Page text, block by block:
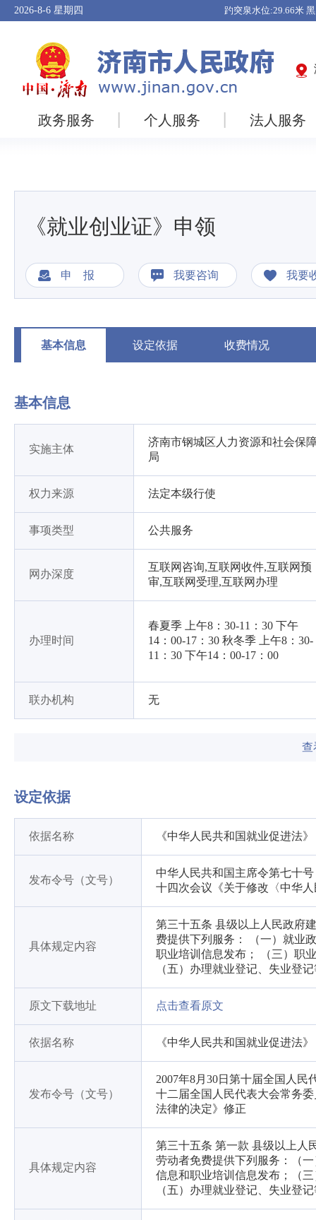
2026-8-6 星期四
政务服务 个人服务 法人服务
《就业创业证》申领
申 报 我要咨询 我要
基本信息 设定依据 收费情况
基本信息
实施主体
济南市钢城区人力资源和社会保
局
权力来源 法定本级行使
事项类型 公共服务
网办深度
互联网咨询,互联网收件,互联网预
审,互联网受理,互联网办理
办理时间
春夏季 上午8：30-11：30 下午
14：00-17：30 秋冬季 上午8：30-
11：30 下午14：00-17：00
联办机构 无
查
设定依据
依据名称 《中华人民共和国就业促进法》
发布令号（文号）
中华人民共和国主席令第七十
十四次会议《关于修改〈中华
具体规定内容
第三十五条 县级以上人民政府
费提供下列服务： （一）就业
职业培训信息发布； （三）职
（五）办理就业登记、失业登
原文下载地址 点击查看原文
依据名称 《中华人民共和国就业促进法》
发布令号（文号）
2007年8月30日第十届全国人民
十二届全国人民代表大会常务
法律的决定》修正
具体规定内容
第三十五条 第一款 县级以上人
劳动者免费提供下列服务：（
信息和职业培训信息发布；（
（五）办理就业登记、失业登